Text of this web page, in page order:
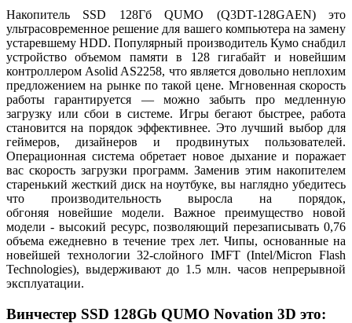
Накопитель SSD 128Гб QUMO (Q3DT-128GAEN) это
ультрасовременное решение для вашего компьютера на замену
устаревшему HDD. Популярный производитель Кумо снабдил
устройство объемом памяти в 128 гигабайт и новейшим
контроллером Asolid AS2258, что является довольно неплохим
предложением на рынке по такой цене. Мгновенная скорость
работы гарантируется — можно забыть про медленную
загрузку или сбои в системе. Игры бегают быстрее, работа
становится на порядок эффективнее. Это лучший выбор для
геймеров, дизайнеров и продвинутых пользователей.
Операционная система обретает новое дыхание и поражает
вас скорость загрузки программ. Заменив этим накопителем
старенький жесткий диск на ноутбуке, вы наглядно убедитесь
что производительность выросла на порядок,
обгоняя новейшие модели. Важное преимущество новой
модели - высокий ресурс, позволяющий перезаписывать 0,76
объема ежедневно в течение трех лет. Чипы, основанные на
новейшей технологии 32-слойного IMFT (Intel/Micron Flash
Technologies), выдерживают до 1.5 млн. часов непрерывной
эксплуатации.
Винчестер SSD 128Gb QUMO Novation 3D это: